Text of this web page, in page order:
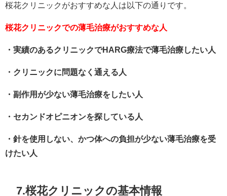
桜花クリニックがおすすめな人は以下の通りです。
桜花クリニックでの薄毛治療がおすすめな人
・実績のあるクリニックでHARG療法で薄毛治療したい人
・クリニックに問題なく通える人
・副作用が少ない薄毛治療をしたい人
・セカンドオピニオンを探している人
・針を使用しない、かつ体への負担が少ない薄毛治療を受
けたい人
7.桜花クリニックの基本情報